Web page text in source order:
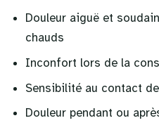
Douleur aiguë et
chauds
Inconfort lors de la
Sensibilité au contact
Douleur pendant ou